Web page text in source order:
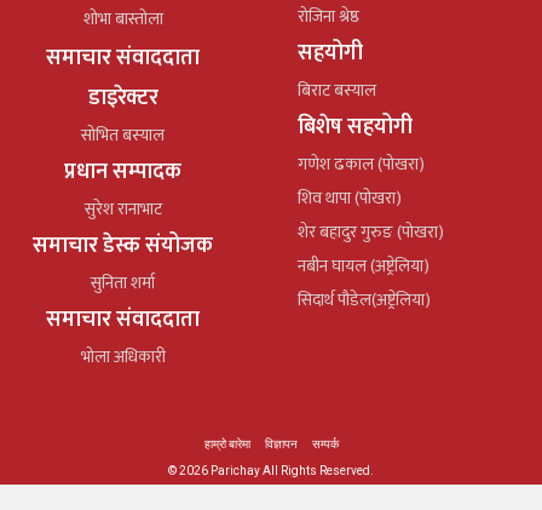
शोभा बास्तोला
समाचार संवाददाता
डाइरेक्टर
सोभित बस्याल
प्रधान सम्पादक
सुरेश रानाभाट
समाचार डेस्क संयोजक
सुनिता शर्मा
समाचार संवाददाता
भोला अधिकारी
रोजिना श्रेष्ठ
सहयोगी
बिराट बस्याल
बिशेष सहयोगी
गणेश ढकाल (पोखरा)
शिव थापा (पोखरा)
शेर बहादुर गुरुङ (पोखरा)
नबीन घायल (अष्ट्रेलिया)
सिदार्थ पौडेल(अष्ट्रेलिया)
हाम्रो बारेमा विज्ञापन
सम्पर्क
© 2026 Parichay All Rights Reserved.